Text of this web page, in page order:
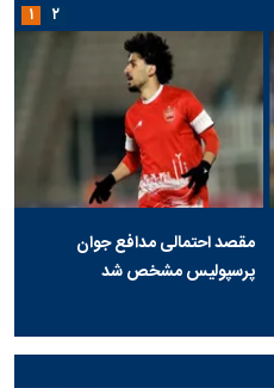
مقصد احتمالی مدافع جوان
پرسپولیس مشخص شد
۱ ۲